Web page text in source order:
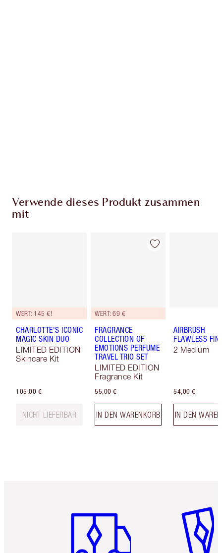
Verwende dieses Produkt zusammen
mit
WERT: 145 €!
CHARLOTTE'S ICONIC
MAGIC SKIN DUO
LIMITED EDITION
Skincare Kit
105,00 €
NICHT LIEFERBAR
WERT: 69 €
FRAGRANCE
COLLECTION OF
EMOTIONS PERFUME
TRAVEL TRIO SET
LIMITED EDITION
Fragrance Kit
55,00 €
IN DEN WARENKORB
AIRBRUSH
FLAWLESS
2 Medium
54,00 €
IN DEN